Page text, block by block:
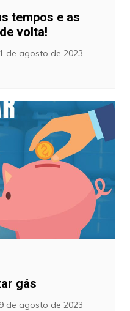
tempos e as
volta!
de agosto de 2023
gás
de agosto de 2023